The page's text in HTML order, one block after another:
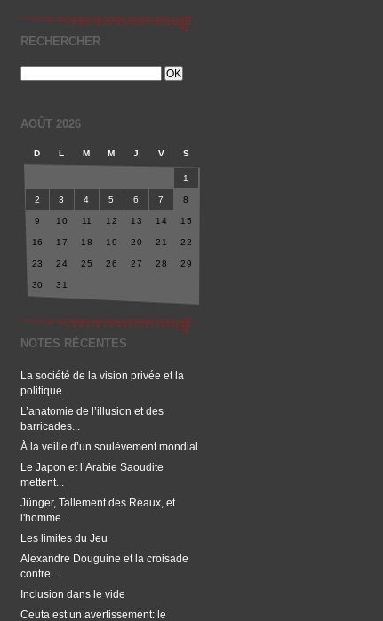
RECHERCHER
AOÛT 2026
D L M M J V S
1
2 3 4 5 6 7 8
9 10 11 12 13 14 15
16 17 18 19 20 21 22
23 24 25 26 27 28 29
30 31
NOTES RÉCENTES
La société de la vision privée et la
politique...
L’anatomie de l’illusion et des
barricades...
À la veille d’un soulèvement mondial
Le Japon et l’Arabie Saoudite
mettent...
Jünger, Tallement des Réaux, et
l'homme...
Les limites du Jeu
Alexandre Douguine et la croisade
contre...
Inclusion dans le vide
Ceuta est un avertissement: le